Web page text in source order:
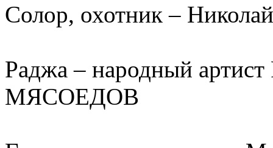
Солор, охотник –
Раджа – народный
МЯСОЕДОВ